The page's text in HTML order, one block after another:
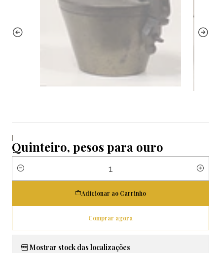
|
Quinteiro, pesos para ouro
Quantidade
Adicionar ao Carrinho
Comprar agora
Mostrar stock das localizações